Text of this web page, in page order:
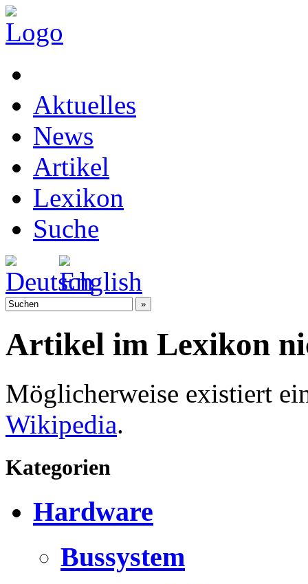
Aktuelles
News
Artikel
Lexikon
Suche
Artikel im Lexikon
Möglicherweise existiert
Wikipedia.
Kategorien
Hardware
Bussystem